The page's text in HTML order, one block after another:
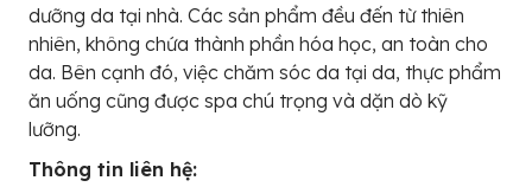
dưỡng da tại nhà. Các sản phẩm đều đến từ thiên
nhiên, không chứa thành phần hóa học, an toàn cho
da. Bên cạnh đó, việc chăm sóc da tại da, thực phẩm
ăn uống cũng được spa chú trọng và dặn dò kỹ
lưỡng.
Thông tin liên hệ: